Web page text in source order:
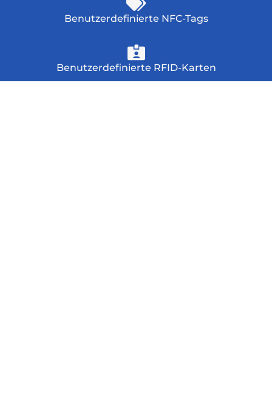
Benutzerdefinierte NFC-Tags
Benutzerdefinierte RFID-Karten